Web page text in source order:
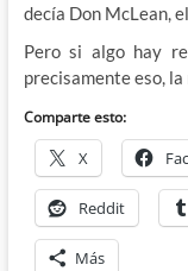
decía Don McLean,
Pero si algo hay
precisamente eso,
Comparte esto:
X
Reddit
Más